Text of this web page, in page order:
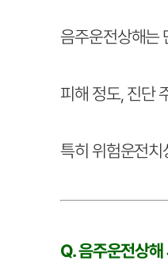
음주운전상해는
피해 정도, 진단
특히 위험운전치
Q. 음주운전상